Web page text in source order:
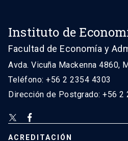
Instituto de
Facultad de Economía y
Avda. Vicuña Mackenna 4860,
Teléfono: +56 2 2354 4303
Dirección de Postgrado: +56 2
ACREDITACIÓN